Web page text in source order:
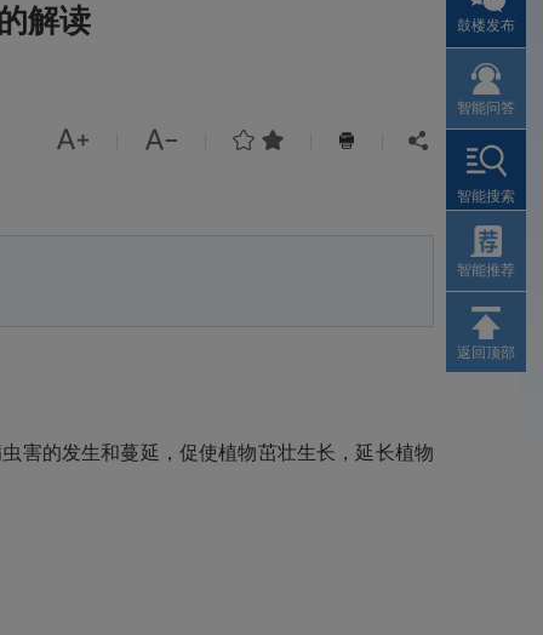
解读
     
害的发生和蔓延，促使植物茁壮生长，延长植物
鼓楼发布
智能问答
智能搜索
智能推荐
返回顶部